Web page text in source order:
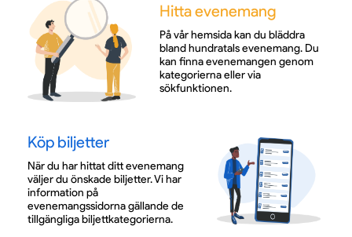
Hitta evenemang
På vår hemsida kan du bläddra
bland hundratals evenemang. Du
kan finna evenemangen genom
kategorierna eller via
sökfunktionen.
Köp biljetter
När du har hittat ditt evenemang
väljer du önskade biljetter. Vi har
information på
evenemangssidorna gällande de
tillgängliga biljettkategorierna.